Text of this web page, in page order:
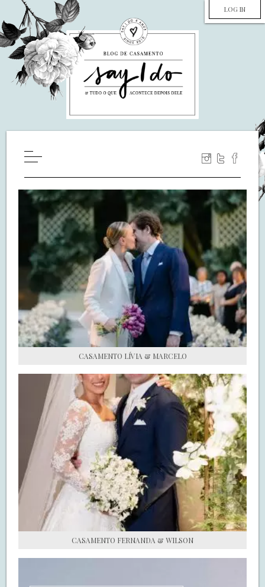
LOG IN
WILL YOU MARRY ME?
LUA DE MEL
COZINHA
DECORAÇÃO
DE NOIVA PRA NOIVA
S.O.S CASADAS
FALE COM O SAY I DO
CASAMENTO LÍVIA & MARCELO
CASAMENTO FERNANDA & WILSON